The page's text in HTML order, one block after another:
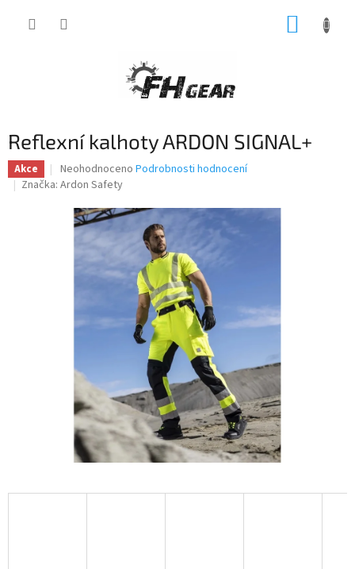
Reflexní kalhoty ARDON SIGNAL+
Akce
Průměrné
hodnocení
hvězdiček.
Neohodnoceno Podrobnosti hodnocení
Značka: Ardon Safety